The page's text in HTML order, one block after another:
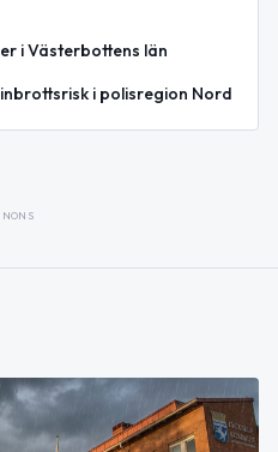
i Västerbottens län
i polisregion Nord